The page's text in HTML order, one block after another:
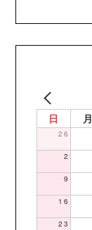
日 月
26
2
9
16
23